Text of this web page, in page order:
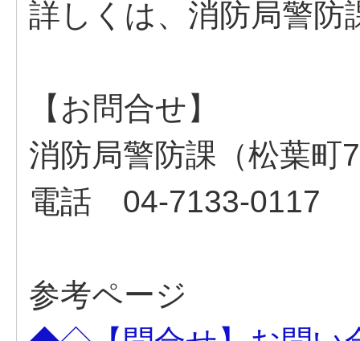
詳しくは、消防局警
【お問合せ】
消防局警防課（松葉町
電話 04-7133-0117
参考ページ